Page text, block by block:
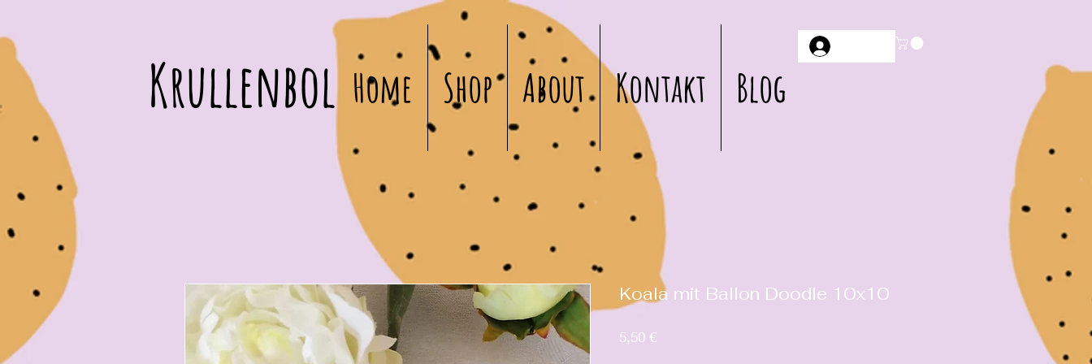
Krullenbol Home Shop About Kontakt Blog
Anmelden
Koala mit Ballon Doodle 10x10
5,50 €Preis